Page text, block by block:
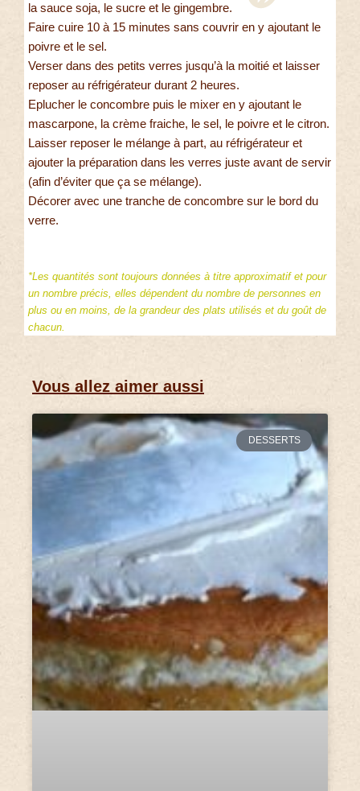
la sauce soja, le sucre et le gingembre.
Faire cuire 10 à 15 minutes sans couvrir en y ajoutant le
poivre et le sel.
Verser dans des petits verres jusqu’à la moitié et laisser
reposer au réfrigérateur durant 2 heures.
Eplucher le concombre puis le mixer en y ajoutant le
mascarpone, la crème fraiche, le sel, le poivre et le citron.
Laisser reposer le mélange à part, au réfrigérateur et
ajouter la préparation dans les verres juste avant de servir
(afin d’éviter que ça se mélange).
Décorer avec une tranche de concombre sur le bord du
verre.
*Les quantités sont toujours données à titre approximatif et pour
un nombre précis, elles dépendent du nombre de personnes en
plus ou en moins, de la grandeur des plats utilisés et du goût de
chacun.
Vous allez aimer aussi
DESSERTS